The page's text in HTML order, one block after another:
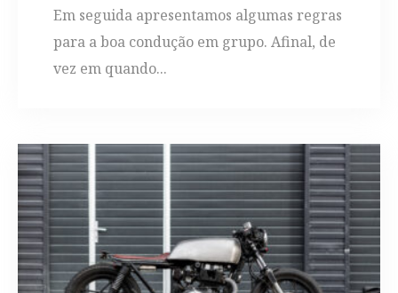
Em seguida apresentamos algumas regras
para a boa condução em grupo. Afinal, de
vez em quando...